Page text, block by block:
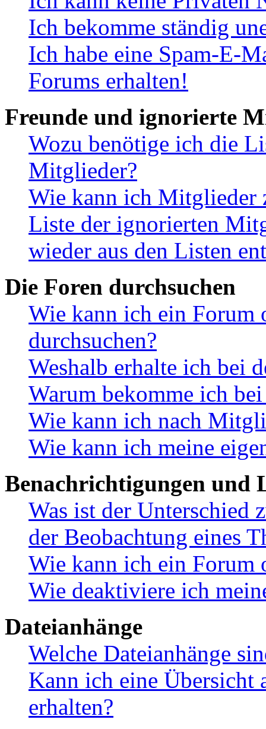
Ich bekomme ständig
Ich habe eine Spam-E-
Forums erhalten!
Freunde und ignorierte
Wozu benötige ich die
Mitglieder?
Wie kann ich Mitglieder
Liste der ignorierten
wieder aus den Listen
Die Foren durchsuchen
Wie kann ich ein Forum
durchsuchen?
Weshalb erhalte ich bei
Warum bekomme ich
Wie kann ich nach
Wie kann ich meine
Benachrichtigungen und
Was ist der Unterschied
der Beobachtung eines
Wie kann ich ein Forum
Wie deaktiviere ich
Dateianhänge
Welche Dateianhänge
Kann ich eine Übersicht
erhalten?